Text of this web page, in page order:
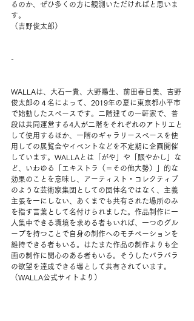
るのか、ぜひ多くの方に観測いただければと思いま
す。
（吉野俊太郎）
-
WALLAは、大石一貴、大野陽生、前田春日美、吉野
俊太郎の４名によって、2019年の夏に東京都小平市
で始動したスペースです。二階建ての一軒家で、普
段は共同運営する4人が二階をそれぞれのアトリエと
して使用するほか、一階のギャラリースペースを使
用しての展覧会やイベントなどを不定期に企画開催
しています。WALLAとは「がや」や「賑やかし」な
ど、いわゆる「エキストラ（＝その他大勢）」的な
効果のことを意味し、アーティスト・コレクティブ
のような芸術家集団としての団体名ではなく、主義
主張を一にしない、あくまでも共有された場所のみ
を指す言葉として名付けられました。作品制作に一
人集中できる環境を求める者もいれば、一つのグル
ープを持つことで自身の制作へのモチベーションを
維持できる者もいる。はたまた作品の制作よりも企
画の制作に関心のある者もいる。そうしたバラバラ
の欲望を達成できる場として共有されています。
（WALLA公式サイトより）